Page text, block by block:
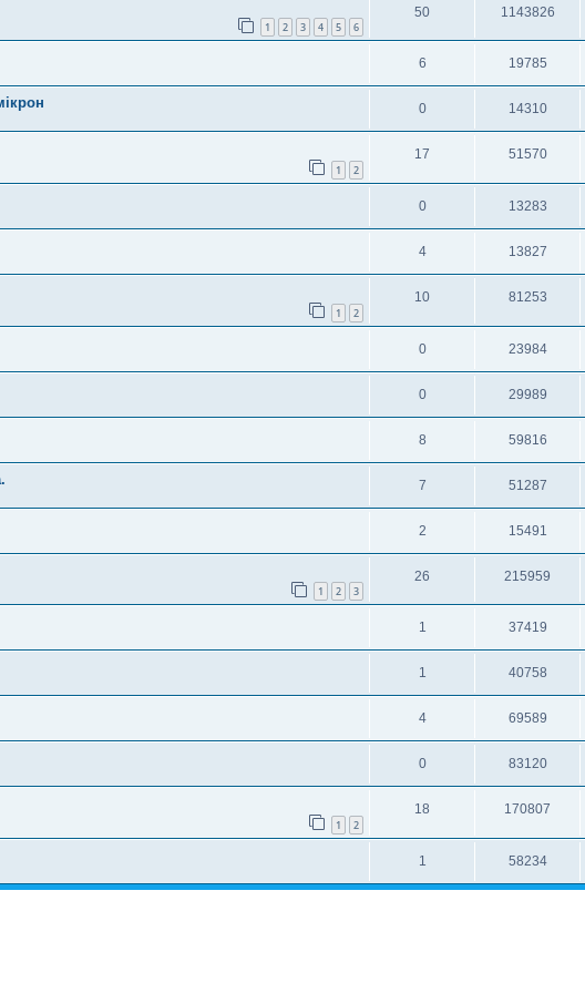
1 2 3 4 5 6
50 1143826
6 19785
0 14310
1 2
17 51570
0 13283
4 13827
1 2
10 81253
0 23984
0 29989
8 59816
7 51287
2 15491
1 2 3
26 215959
1 37419
1 40758
4 69589
0 83120
1 2
18 170807
1 58234